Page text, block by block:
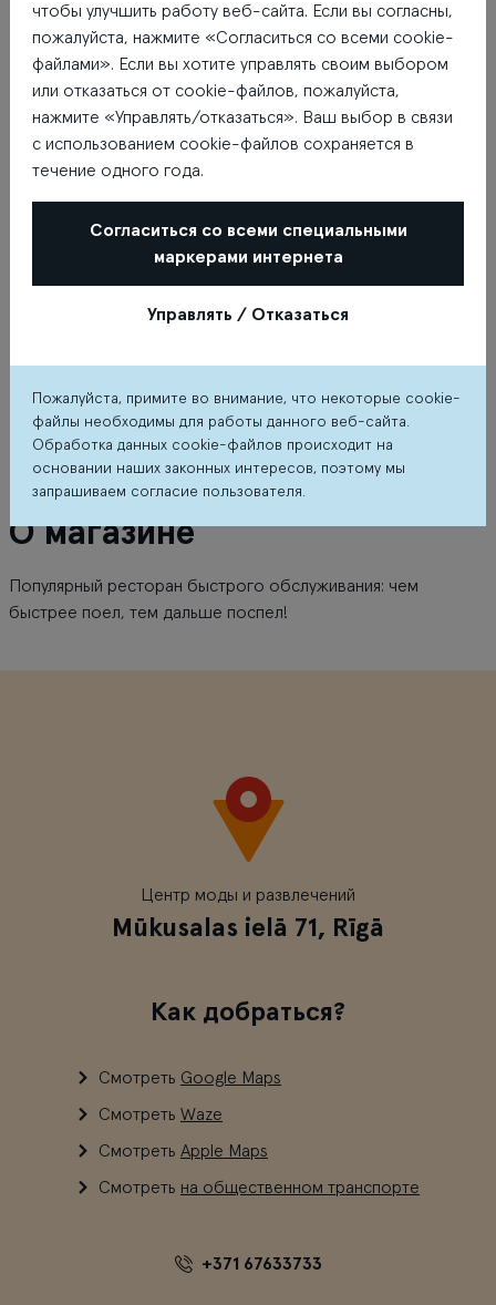
О магазине
Популярный ресторан быстрого обслуживания: чем
быстрее поел, тем дальше поспел!
Центр моды и развлечений
Mūkusalas ielā 71, Rīgā
Как добраться?
Смотреть Google Maps
Смотреть Waze
Смотреть Apple Maps
Смотреть на общественном транспорте
+371 67633733
чтобы улучшить работу веб-сайта. Если вы согласны,
пожалуйста, нажмите «Согласиться со всеми cookie-
файлами». Если вы хотите управлять своим выбором
или отказаться от cookie-файлов, пожалуйста,
нажмите «Управлять/отказаться». Ваш выбор в связи
с использованием cookie-файлов сохраняется в
течение одного года.
Согласиться со всеми специальными
маркерами интернета
Управлять / Отказаться
Пожалуйста, примите во внимание, что некоторые cookie-
файлы необходимы для работы данного веб-сайта.
Обработка данных cookie-файлов происходит на
основании наших законных интересов, поэтому мы
запрашиваем согласие пользователя.